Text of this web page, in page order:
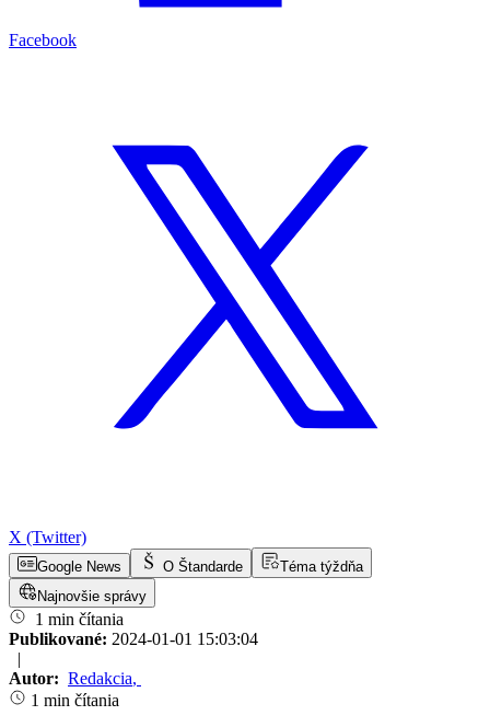
Facebook
X (Twitter)
Google News O Štandarde
Téma týždňa
Najnovšie správy
1 min čítania
Publikované: 2024-01-01 15:03:04
|
Autor: Redakcia,
1 min čítania